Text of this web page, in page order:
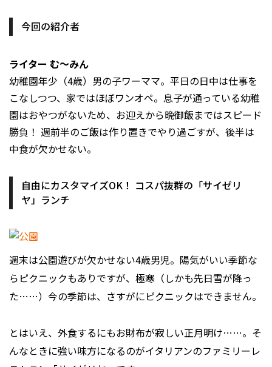
今回の紹介者
ライター む～みん
幼稚園年少（4歳）男の子ワーママ。平日の日中は仕事を
こなしつつ、家ではほぼワンオペ。息子が通っている幼稚
園はおやつがないため、お迎えから晩御飯まではスピード
勝負！ 週前半のご飯は作り置きでやり過ごすが、後半は
中食が欠かせない。
自由にカスタマイズOK！ コスパ抜群の「サイゼリ
ヤ」ランチ
週末は公園遊びが欠かせない4歳男児。陽気がいい季節な
らピクニックもありですが、極寒（しかも先日雪が降っ
た……）今の季節は、さすがにピクニックはできません。
とはいえ、外食するにもお財布が寂しい正月明け……。そ
んなときに強い味方になるのがイタリアンのファミリーレ